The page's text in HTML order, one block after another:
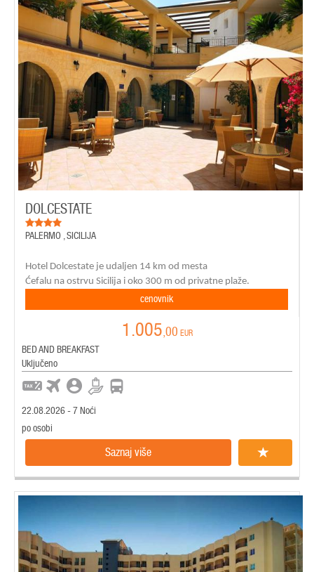
DOLCESTATE
PALERMO ,SICILIJA
Hotel Dolcestate je udaljen 14 km od mesta
Ćefalu na ostrvu Sicilija i oko 300 m od privatne plaže.
cenovnik
1.005,00 EUR
BED AND BREAKFAST
Uključeno
22.08.2026 - 7 Noći
po osobi
Saznaj više